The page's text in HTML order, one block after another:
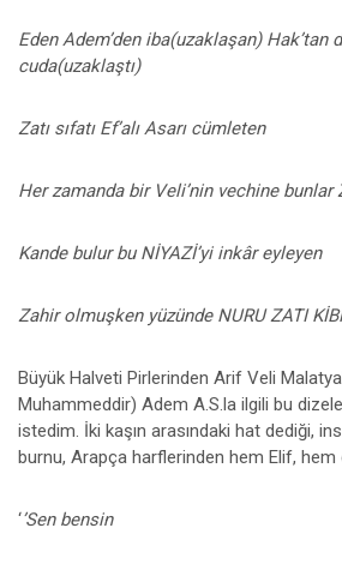
Eden Adem’den iba(uzaklaşan) Hak’tan
cuda(uzaklaştı)
Zatı sıfatı Ef’alı Asarı cümleten
Her zamanda bir Veli’nin vechine bunlar
Kande bulur bu NİYAZİ’yi inkâr eyleyen
Zahir olmuşken yüzünde NURU ZATI
Büyük Halveti Pirlerinden Arif Veli
Muhammeddir) Adem A.S.la ilgili bu
istedim. İki kaşın arasındaki hat dediği,
burnu, Arapça harflerinden hem Elif, hem
‘’Sen bensin